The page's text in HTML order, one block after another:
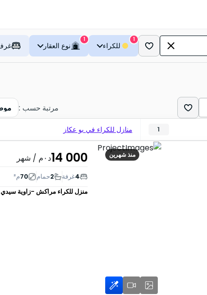
للكراء
1
نوع العقار
1
مرتبة حسب :
1 منازل للكراء في بو عكاز
منذ شهرين 14 000د٠م / شهر
4غرفة 2حمام 70م²
منزل للكراء مراكش -زاوية سيدي